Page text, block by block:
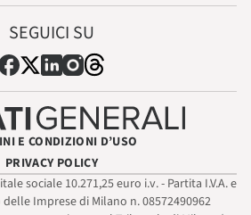
SEGUICI SU
E CONDIZIONI D’USO
PRIVACY POLICY
sociale 10.271,25 euro i.v. - Partita I.V.A. e
Imprese di Milano n. 08572490962